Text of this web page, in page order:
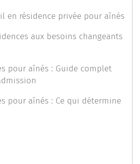
en résidence privée pour aînés
aux besoins changeants
pour aînés : Guide complet
pour aînés : Ce qui détermine